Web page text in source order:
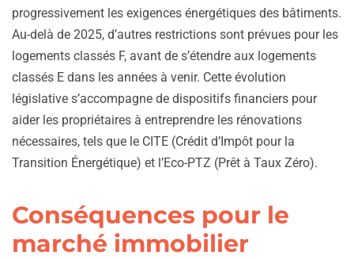
progressivement les exigences énergétiques des bâtiments.
Au-delà de 2025, d’autres restrictions sont prévues pour les
logements classés F, avant de s’étendre aux logements
classés E dans les années à venir. Cette évolution
législative s’accompagne de dispositifs financiers pour
aider les propriétaires à entreprendre les rénovations
nécessaires, tels que le CITE (Crédit d’Impôt pour la
Transition Énergétique) et l’Eco-PTZ (Prêt à Taux Zéro).
Conséquences pour le
marché immobilier